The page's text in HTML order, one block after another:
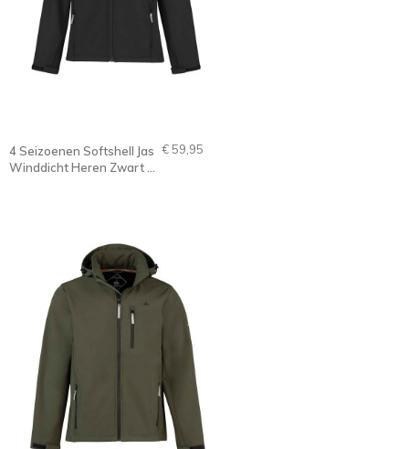
4 Seizoenen Softshell Jas
Winddicht Heren Zwart -
€ 59,95